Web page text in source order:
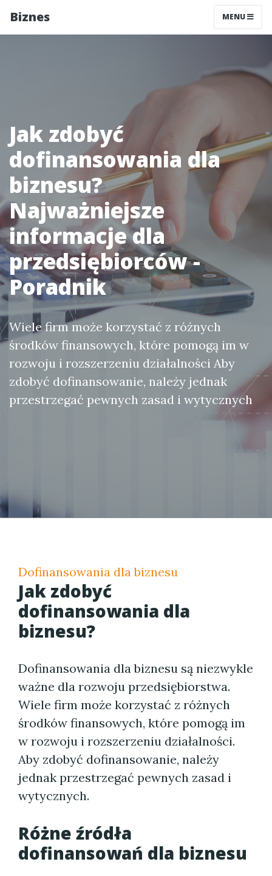
Biznes MENU
Jak zdobyć
dofinansowania dla
biznesu?
Najważniejsze
informacje dla
przedsiębiorców -
Poradnik
Wiele firm może korzystać z różnych
środków finansowych, które pomogą im w
rozwoju i rozszerzeniu działalności Aby
zdobyć dofinansowanie, należy jednak
przestrzegać pewnych zasad i wytycznych
Dofinansowania dla biznesu
Jak zdobyć
dofinansowania dla
biznesu?
Dofinansowania dla biznesu są niezwykle
ważne dla rozwoju przedsiębiorstwa.
Wiele firm może korzystać z różnych
środków finansowych, które pomogą im
w rozwoju i rozszerzeniu działalności.
Aby zdobyć dofinansowanie, należy
jednak przestrzegać pewnych zasad i
wytycznych.
Różne źródła
dofinansowań dla biznesu